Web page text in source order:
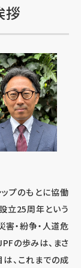
拶
プのもとに協働
立25周年という
・紛争・人道危
の歩みは、まさ
は、これまでの成